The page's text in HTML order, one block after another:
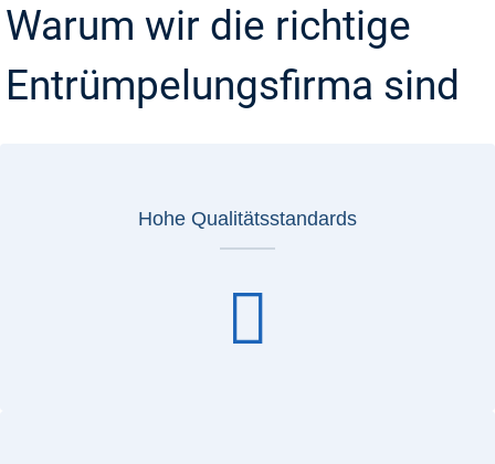
Warum wir die richtige
Entrümpelungsfirma sind
Hohe Qualitätsstandards